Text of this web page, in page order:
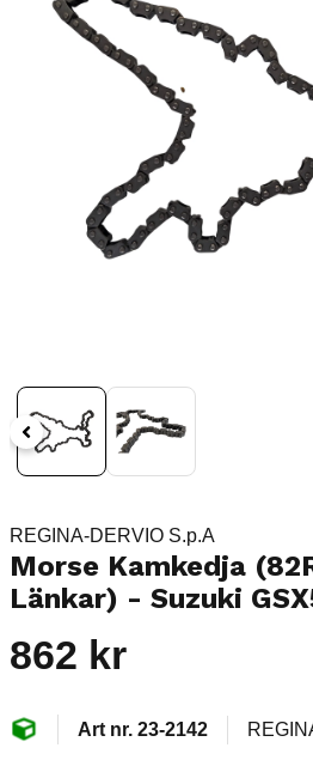
REGINA-DERVIO S.p.A
Morse Kamkedja
Länkar) - Suzuki
862 kr
23-2142